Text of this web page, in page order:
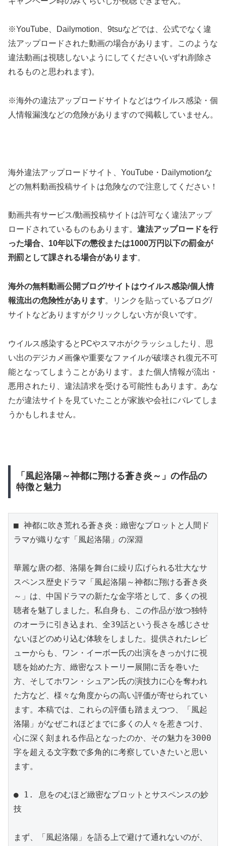
※YouTube、Dailymotion、9tsuなどでは、公式でなく違
法アップロードされた動画の場合があります。このような
違法動画は視聴しないようにしてください(いずれ削除さ
れるものと思われます)。
※海外の違法アップロードサイトなどはウイルス感染・個
人情報漏洩などの危険がありますので掲載していません。
海外違法アップロードサイト、YouTube・Dailymotionな
どの無料動画投稿サイトは危険なので注意してください！
動画共有サービス/動画投稿サイトは許可なく違法アップ
ロードされているものもあります。 違法アップロードを行
った場合、10年以下の懲役または1000万円以下の罰金が
刑罰として課される場合があります。
海外の無料動画公開ブログ/サイトはウイルス感染/個人情
報流出の危険性があります。リンクを貼っているブログ/
サイトなどありますがクリックしない方が良いです。
ウイルス感染するとPCやスマホがクラッシュしたり、思
い出のデジカメ画像や重要なファイルが破壊され復元不可
能となってしまうことがあります。また個人情報が流出・
悪用されたり、違法請求を受ける可能性もあります。あな
たが違法サイトを見ていたことが家族や会社にバレてしま
うかもしれません。
「風起洛陽～神都に翔ける蒼き炎～」の作品の
特徴と魅力
■ 神都に吹き荒れる蒼き炎：緻密なプロットと人間ド
ラマが織りなす「風起洛陽」の深淵
華麗な唐の都、洛陽を舞台に繰り広げられる壮大なサ
スペンス歴史ドラマ「風起洛陽～神都に翔ける蒼き炎
～」は、中国ドラマの新たな金字塔として、多くの視
聴者を魅了しました。私自身も、この作品が放つ独特
のオーラに引き込まれ、全39話という長さを感じさせ
ないほどのめり込む体験をしました。提供されたレビ
ューからも、ワン・イーボー氏の出演をきっかけに視
聴を始めた方、緻密なストーリー展開に舌を巻いた
方、そしてホワン・シュアン氏の演技力に心を奪われ
た方など、様々な角度からの高い評価が寄せられてい
ます。本稿では、これらの評価も踏まえつつ、「風起
洛陽」がなぜこれほどまでに多くの人々を惹きつけ、
心に深く刻まれる作品となったのか、その魅力を3000
字を超える文字数で多角的に考察していきたいと思い
ます。
● 1. 息をのむほど緻密なプロットとサスペンスの妙
技
まず、「風起洛陽」を語る上で避けて通れないのが、